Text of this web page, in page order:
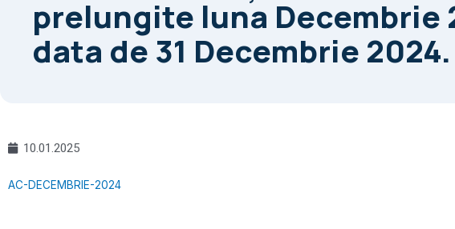
prelungite luna
data de 31 Decembrie 2024.
10.01.2025
AC-DECEMBRIE-2024